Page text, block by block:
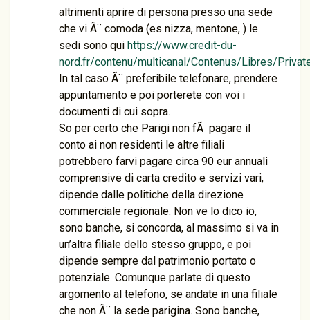
altrimenti aprire di persona presso una sede
che vi Ã¨ comoda (es nizza, mentone, ) le
sedi sono qui https://www.credit-du-
nord.fr/contenu/multicanal/Contenus/Libres/
In tal caso Ã¨ preferibile telefonare, prendere
appuntamento e poi porterete con voi i
documenti di cui sopra.
So per certo che Parigi non fÃ pagare il
conto ai non residenti le altre filiali
potrebbero farvi pagare circa 90 eur annuali
comprensive di carta credito e servizi vari,
dipende dalle politiche della direzione
commerciale regionale. Non ve lo dico io,
sono banche, si concorda, al massimo si va in
un’altra filiale dello stesso gruppo, e poi
dipende sempre dal patrimonio portato o
potenziale. Comunque parlate di questo
argomento al telefono, se andate in una filiale
che non Ã¨ la sede parigina. Sono banche,